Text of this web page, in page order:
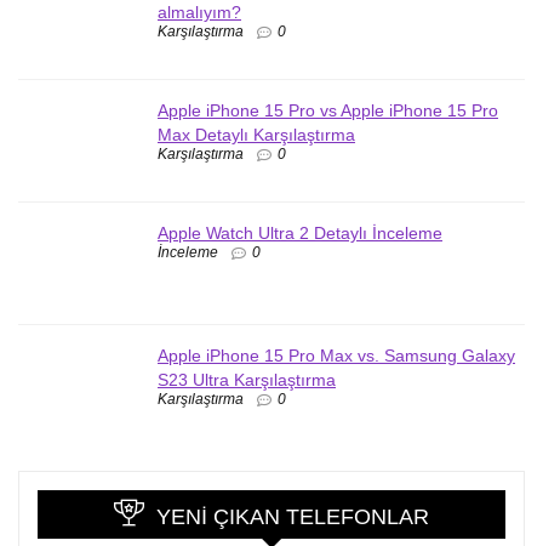
almalıyım?
Karşılaştırma 0
Apple iPhone 15 Pro vs Apple iPhone 15 Pro
Max Detaylı Karşılaştırma
Karşılaştırma 0
Apple Watch Ultra 2 Detaylı İnceleme
İnceleme 0
Apple iPhone 15 Pro Max vs. Samsung Galaxy
S23 Ultra Karşılaştırma
Karşılaştırma 0
YENI ÇIKAN TELEFONLAR